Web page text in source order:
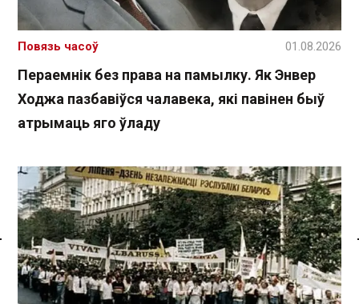
Спасылка без VPN
Пераемнік без права на памылку. Як Энвер
Ходжа пазбавіўся чалавека, які павінен быў
атрымаць яго ўладу
Повязь часоў 01.08.2026